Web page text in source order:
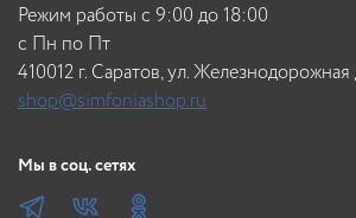
Режим работы с 9:00 до 18:00
c Пн по Пт
410012 г. Саратов, ул. Железнодорожная
shop@simfoniashop.ru
Мы в соц. сетях